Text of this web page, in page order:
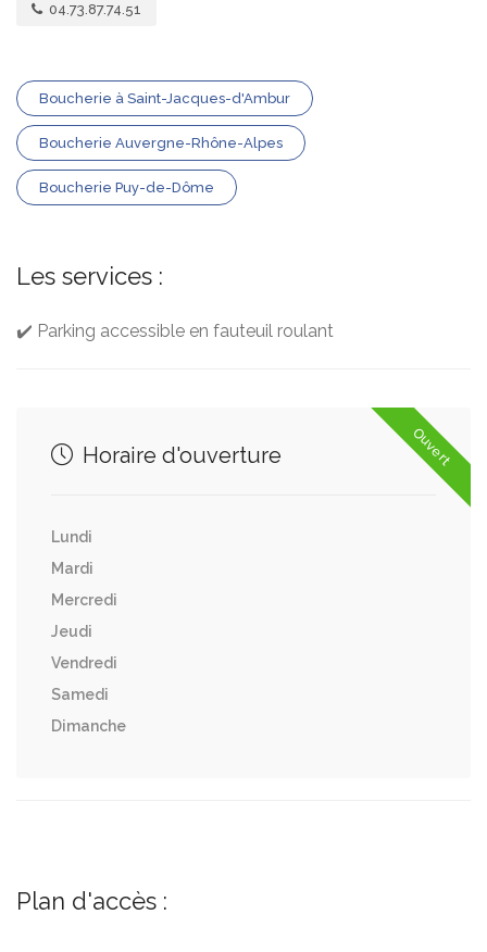
04.73.87.74.51
Boucherie à Saint-Jacques-d'Ambur
Boucherie Auvergne-Rhône-Alpes
Boucherie Puy-de-Dôme
Les services :
✔️ Parking accessible en fauteuil roulant
Ouvert
Horaire d'ouverture
Lundi
Mardi
Mercredi
Jeudi
Vendredi
Samedi
Dimanche
Plan d'accès :